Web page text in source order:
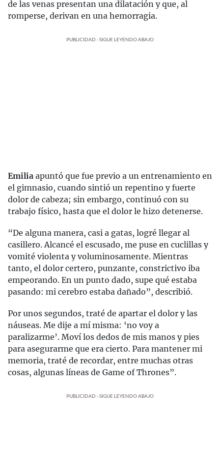
de las venas presentan una dilatación y que, al
romperse, derivan en una hemorragia.
PUBLICIDAD - SIGUE LEYENDO ABAJO
Emilia apuntó que fue previo a un entrenamiento en
el gimnasio, cuando sintió un repentino y fuerte
dolor de cabeza; sin embargo, continuó con su
trabajo físico, hasta que el dolor le hizo detenerse.
“De alguna manera, casi a gatas, logré llegar al
casillero. Alcancé el escusado, me puse en cuclillas y
vomité violenta y voluminosamente. Mientras
tanto, el dolor certero, punzante, constrictivo iba
empeorando. En un punto dado, supe qué estaba
pasando: mi cerebro estaba dañado”, describió.
Por unos segundos, traté de apartar el dolor y las
náuseas. Me dije a mí misma: ‘no voy a
paralizarme’. Moví los dedos de mis manos y pies
para asegurarme que era cierto. Para mantener mi
memoria, traté de recordar, entre muchas otras
cosas, algunas líneas de Game of Thrones”.
PUBLICIDAD - SIGUE LEYENDO ABAJO